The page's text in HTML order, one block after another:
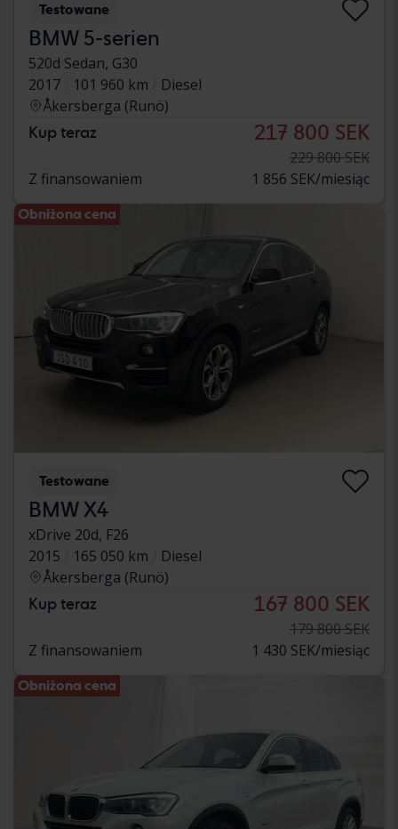
Testowane
BMW 5-serien
520d Sedan, G30
2017
101 960 km
Diesel
Åkersberga (Runö)
Kup teraz 217 800 SEK
229 800 SEK
Z finansowaniem
1 856 SEK/miesiąc
Obniżona cena
Testowane
BMW X4
xDrive 20d, F26
2015
165 050 km
Diesel
Åkersberga (Runö)
Kup teraz 167 800 SEK
179 800 SEK
Z finansowaniem
1 430 SEK/miesiąc
Obniżona cena